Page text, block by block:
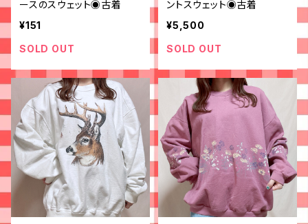
ースのスウェット◉古着
¥151
SOLD OUT
ントスウェット◉古着
¥5,500
SOLD OUT